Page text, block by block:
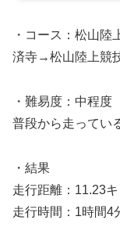
・コース：松山
済寺→松山陸上競
・難易度：中程度
普段から走ってい
・結果
走行距離：11.23キ
走行時間：1時間4